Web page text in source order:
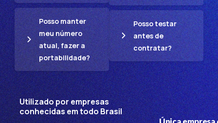
Posso manter
meu número
atual, fazer a
portabilidade?
Posso testar
antes de
contratar?
Utilizado por empresas
conhecidas em todo Brasil